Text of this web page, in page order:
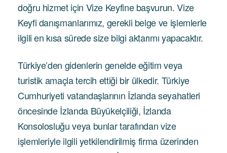
doğru hizmet için Vize Keyfine başvurun. Vize
Keyfi danışmanlarımız, gerekli belge ve işlemlerle
ilgili en kısa sürede size bilgi aktarımı yapacaktır.
Türkiye’den gidenlerin genelde eğitim veya
turistik amaçla tercih ettiği bir ülkedir. Türkiye
Cumhuriyeti vatandaşlarının İzlanda seyahatleri
öncesinde İzlanda Büyükelçiliği, İzlanda
Konsolosluğu veya bunlar tarafından vize
işlemleriyle ilgili yetkilendirilmiş firma üzerinden